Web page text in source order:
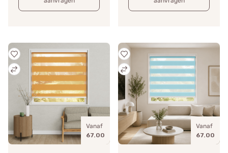
Vanaf
67.00
Vanaf
67.00